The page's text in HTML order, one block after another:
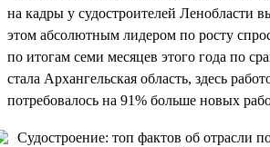
на кадры у судостроителей Ленобласти
этом абсолютным лидером по росту
по итогам семи месяцев этого года по
стала Архангельская область, здесь
потребовалось на 91% больше новых